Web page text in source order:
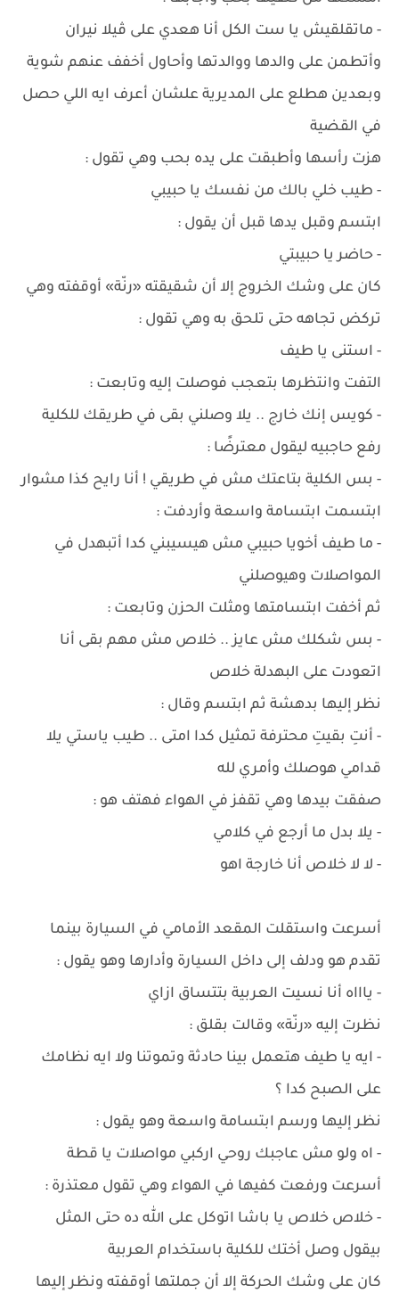
- ماتقلقيش يا ست الكل أنا هعدي على ڤيلا نيران
وأتطمن على والدها ووالدتها وأحاول أخفف عنهم شوية
وبعدين هطلع على المديرية علشان أعرف ايه اللي حصل
في القضية
هزت رأسها وأطبقت على يده بحب وهي تقول :
- طيب خلي بالك من نفسك يا حبيبي
ابتسم وقبل يدها قبل أن يقول :
- حاضر يا حبيبتي
كان على وشك الخروج إلا أن شقيقته «رنّة» أوقفته وهي
تركض تجاهه حتى تلحق به وهي تقول :
- استنى يا طيف
التفت وانتظرها بتعجب فوصلت إليه وتابعت :
- كويس إنك خارج .. يلا وصلني بقى في طريقك للكلية
رفع حاجبيه ليقول معترضًا :
- بس الكلية بتاعتك مش في طريقي ! أنا رايح كذا مشوار
ابتسمت ابتسامة واسعة وأردفت :
- ما طيف أخويا حبيبي مش هيسيبني كدا أتبهدل في
المواصلات وهيوصلني
ثم أخفت ابتسامتها ومثلت الحزن وتابعت :
- بس شكلك مش عايز .. خلاص مش مهم بقى أنا
اتعودت على البهدلة خلاص
نظر إليها بدهشة ثم ابتسم وقال :
- أنتِ بقيتِ محترفة تمثيل كدا امتى .. طيب ياستي يلا
قدامي هوصلك وأمري لله
صفقت بيدها وهي تقفز في الهواء فهتف هو :
- يلا بدل ما أرجع في كلامي
- لا لا خلاص أنا خارجة اهو
أسرعت واستقلت المقعد الأمامي في السيارة بينما
تقدم هو ودلف إلى داخل السيارة وأدارها وهو يقول :
- ياااه أنا نسيت العربية بتتساق ازاي
نظرت إليه «رنّة» وقالت بقلق :
- ايه يا طيف هتعمل بينا حادثة وتموتنا ولا ايه نظامك
على الصبح كدا ؟
نظر إليها ورسم ابتسامة واسعة وهو يقول :
- اه ولو مش عاجبك روحي اركبي مواصلات يا قطة
أسرعت ورفعت كفيها في الهواء وهي تقول معتذرة :
- خلاص خلاص يا باشا اتوكل على الله ده حتى المثل
بيقول وصل أختك للكلية باستخدام العربية
كان على وشك الحركة إلا أن جملتها أوقفته ونظر إليها